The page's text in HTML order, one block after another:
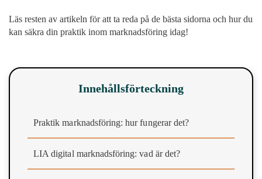
Läs resten av artikeln för att ta reda på de bästa sidorna och hur du
kan säkra din praktik inom marknadsföring idag!
Innehållsförteckning
Praktik marknadsföring: hur fungerar det?
LIA digital marknadsföring: vad är det?